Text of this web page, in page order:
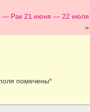
— Рак 21 июня — 22 июля
»
помечены*